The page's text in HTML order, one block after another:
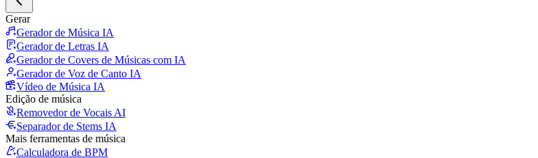
Gerar
Gerador de Música IA
Gerador de Letras IA
Gerador de Covers de Músicas com IA
Gerador de Voz de Canto IA
Vídeo de Música IA
Edição de música
Removedor de Vocais AI
Separador de Stems IA
Mais ferramentas de música
Calculadora de BPM